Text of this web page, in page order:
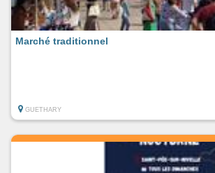
Marché traditionnel
GUETHARY